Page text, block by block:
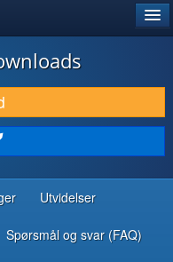
Utvidelser
Spørsmål og svar (FAQ)